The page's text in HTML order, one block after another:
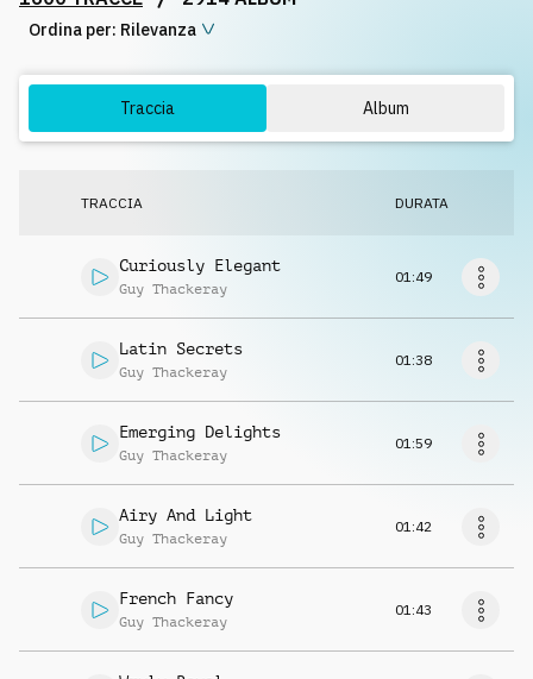
Licenze
Ordina per: Rilevanza
Traccia Album
TRACCIA DURATA
Curiously Elegant
Guy Thackeray
01:49
Latin Secrets
Guy Thackeray
01:38
Emerging Delights
Guy Thackeray
01:59
Airy And Light
Guy Thackeray
01:42
French Fancy
Guy Thackeray
01:43